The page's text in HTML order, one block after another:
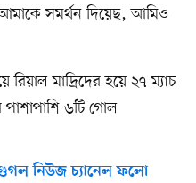
সমর্থন দিয়েছ, আমিও
মাদ্রিদের হয়ে ২৭ ম্যাচ
৬টি গোল
নিউজ চ্যানেল ফলো